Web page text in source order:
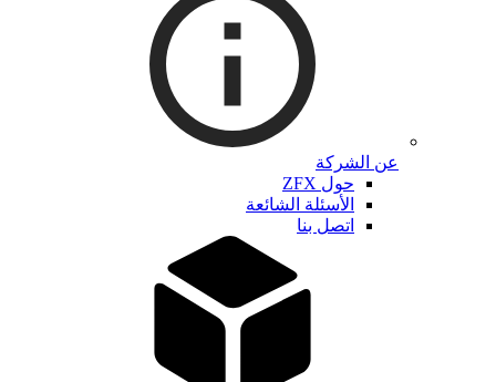
عن الشركة
حول ZFX
الأسئلة الشائعة
اتصل بنا